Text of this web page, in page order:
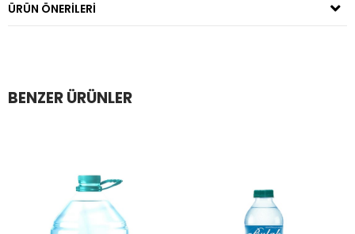
ÜRÜN ÖNERILERI
BENZER ÜRÜNLER